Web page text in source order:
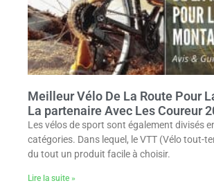
Meilleur Vélo De La Route Pour
La partenaire Avec Les Coureur
Les vélos de sport sont également divisés
catégories. Dans lequel, le VTT (Vélo tout-
du tout un produit facile à choisir.
Lire la suite »